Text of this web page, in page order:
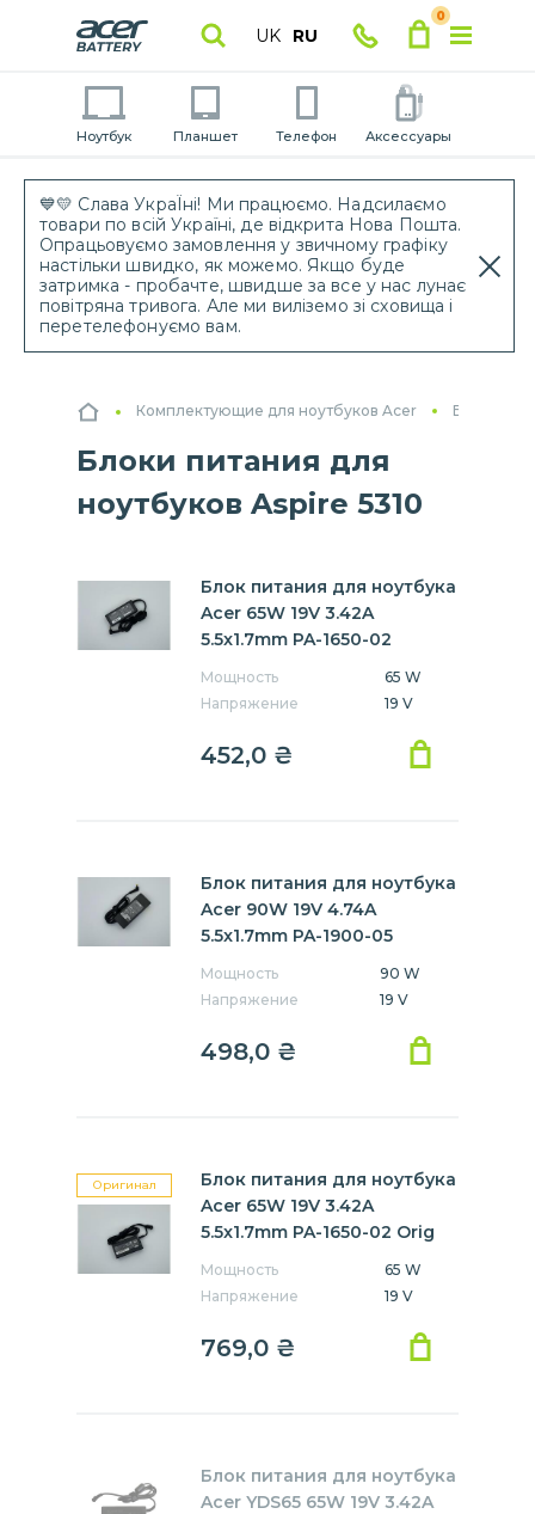
💙💛 Слава УкраЇні! Ми працюємо. Надсилаємо
товари по всій Україні, де відкрита Нова Пошта.
Опрацьовуємо замовлення у звичному графіку
настільки швидко, як можемо. Якщо буде
затримка - пробачте, швидше за все у нас лунає
повітряна тривога. Але ми виліземо зі сховища і
перетелефонуємо вам.
UK RU
0
Ноутбук Планшет Телефон Аксессуары
Комплектующие для ноутбуков Acer Блоки
Блоки питания для
ноутбуков Aspire 5310
Блок питания для ноутбука
Acer 65W 19V 3.42A
5.5x1.7mm PA-1650-02
Мощность
65 W
Напряжение
19 V
452,0 ₴
Блок питания для ноутбука
Acer 90W 19V 4.74A
5.5x1.7mm PA-1900-05
Мощность
90 W
Напряжение
19 V
498,0 ₴
Оригинал
Блок питания для ноутбука
Acer 65W 19V 3.42A
5.5x1.7mm PA-1650-02 Orig
Мощность
65 W
Напряжение
19 V
769,0 ₴
Блок питания для ноутбука
Acer YDS65 65W 19V 3.42A